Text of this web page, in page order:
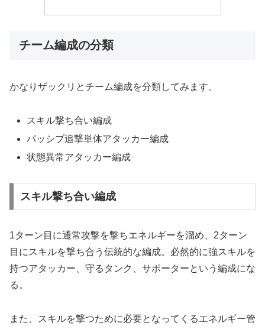
チーム編成の分類
かなりザックリとチーム編成を分類してみます。
スキル撃ち合い編成
パッシブ追撃単体アタッカー編成
状態異常アタッカー編成
スキル撃ち合い編成
1ターン目に通常攻撃を撃ちエネルギーを溜め、2ターン
目にスキルを撃ち合う伝統的な編成。必然的に強スキルを
持つアタッカー、守るタンク、サポーターという編成にな
る。
また、スキルを撃つために必要となってくるエネルギー管